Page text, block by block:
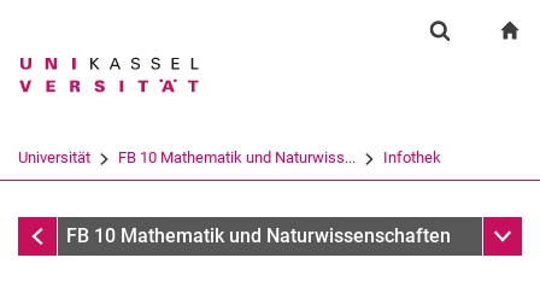
Springe direkt zu: Inhalt
Springe direkt zu: Suche
Springe direkt zu:
Suchbegriff
Suchen (öffnet externen Link in einem
Universität FB 10 Mathematik und Naturwiss... Infothek
InfothekFB 10 Mathematik und Naturwissenschaften